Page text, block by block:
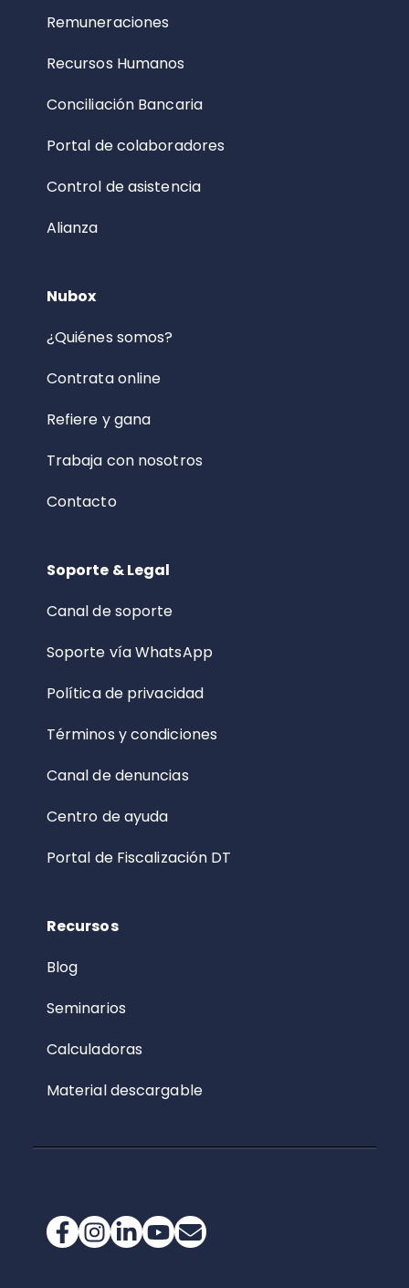
Remuneraciones
Recursos Humanos
Conciliación Bancaria
Portal de colaboradores
Control de asistencia
Alianza
Nubox
¿Quiénes somos?
Contrata online
Refiere y gana
Trabaja con nosotros
Contacto
Soporte & Legal
Canal de soporte
Soporte vía WhatsApp
Política de privacidad
Términos y condiciones
Canal de denuncias
Centro de ayuda
Portal de Fiscalización DT
Recursos
Blog
Seminarios
Calculadoras
Material descargable